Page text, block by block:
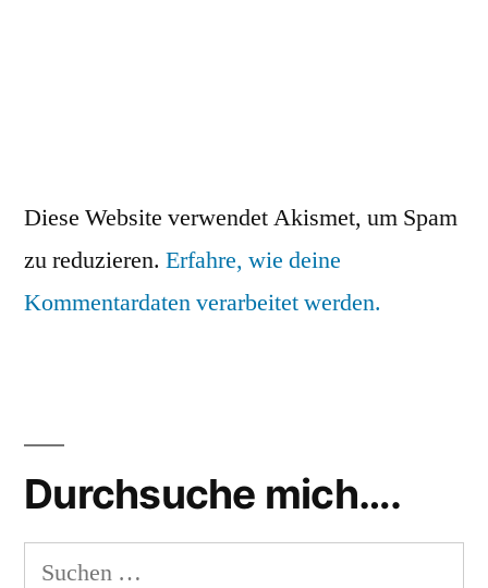
Diese Website verwendet Akismet, um Spam
zu reduzieren. Erfahre, wie deine
Kommentardaten verarbeitet werden.
Durchsuche mich….
Suchen